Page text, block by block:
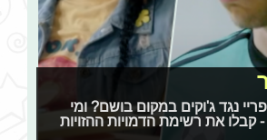
נגד ג'וקים במקום בושם? ומי
את רשימת הדמויות ההזויות